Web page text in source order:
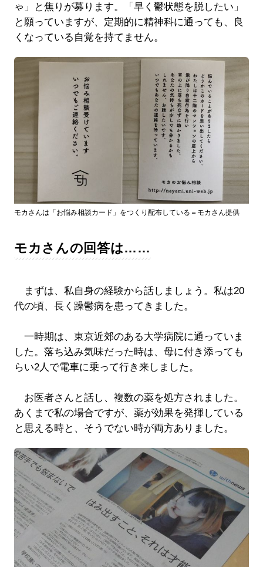
ゃ」と焦りが募ります。「早く鬱状態を脱したい」
と願っていますが、定期的に精神科に通っても、良
くなっている自覚を持てません。
モカさんは「お悩み相談カード」をつくり配布している＝モカさん提供
モカさんの回答は……
まずは、私自身の経験から話しましょう。私は20
代の頃、長く躁鬱病を患ってきました。
一時期は、東京近郊のある大学病院に通っていま
した。落ち込み気味だった時は、母に付き添っても
らい2人で電車に乗って行き来しました。
お医者さんと話し、複数の薬を処方されました。
あくまで私の場合ですが、薬が効果を発揮している
と思える時と、そうでない時が両方ありました。